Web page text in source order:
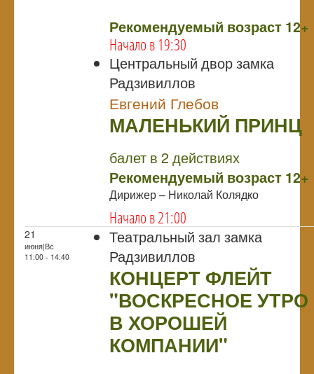
Рекомендуемый возраст 12+
Начало в 19:30
Центральный двор замка
Радзивиллов
Евгений Глебов
МАЛЕНЬКИЙ ПРИНЦ
балет в 2 действиях
Рекомендуемый возраст 12+
Дирижер – Николай Колядко
Начало в 21:00
21
июня|Вс
11:00 - 14:40
Театральный зал замка
Радзивиллов
КОНЦЕРТ ФЛЕЙТ
"ВОСКРЕСНОЕ УТРО
В ХОРОШЕЙ
КОМПАНИИ"